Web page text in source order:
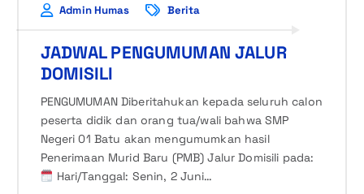
Admin Humas Berita
JADWAL PENGUMUMAN JALUR
DOMISILI
PENGUMUMAN Diberitahukan kepada seluruh calon
peserta didik dan orang tua/wali bahwa SMP
Negeri 01 Batu akan mengumumkan hasil
Penerimaan Murid Baru (PMB) Jalur Domisili pada:
Hari/Tanggal: Senin, 2 Juni…